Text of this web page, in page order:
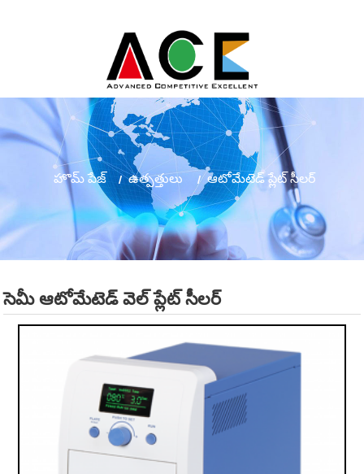
హొమ్ పేజ్ ఉత్పత్తులు ఆటోమేటెడ్ ప్లేట్ సీలర్
సెమీ ఆటోమేటెడ్ వెల్ ప్లేట్ సీలర్